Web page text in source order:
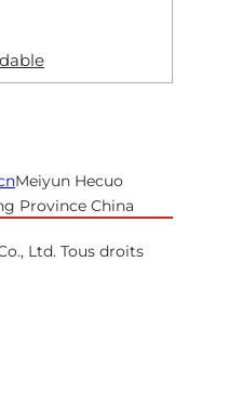
Meiyun Hecuo
Province China
Ltd. Tous droits